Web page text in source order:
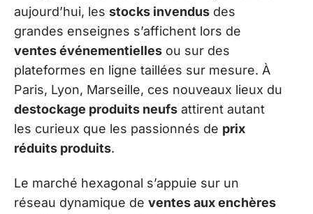
aujourd’hui, les stocks invendus des
grandes enseignes s’affichent lors de
ventes événementielles ou sur des
plateformes en ligne taillées sur mesure. À
Paris, Lyon, Marseille, ces nouveaux lieux du
destockage produits neufs attirent autant
les curieux que les passionnés de prix
réduits produits.
Le marché hexagonal s’appuie sur un
réseau dynamique de ventes aux enchères